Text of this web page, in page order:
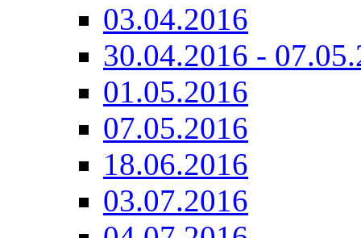
03.04.2016
30.04.2016 -
01.05.2016
07.05.2016
18.06.2016
03.07.2016